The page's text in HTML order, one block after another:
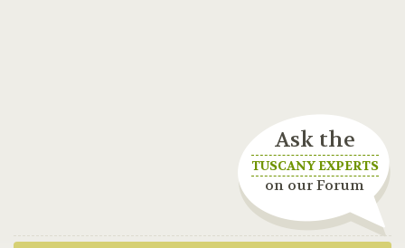
Ask the
TUSCANY EXPERTS
on our Forum